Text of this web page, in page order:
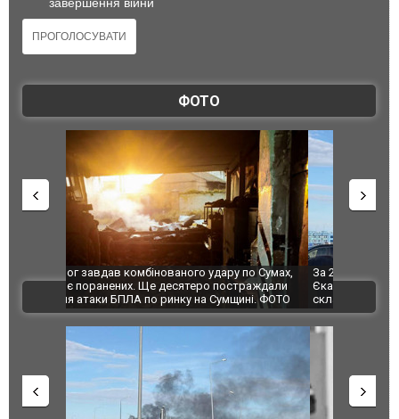
ФОТО
За 2000 кілометрів від кордону з Україною: в
Єкатеринбурзі після атаки дронів загорівся
склад Wildberries. ФОТО. ВІДЕО
"Мої
ВІДЕО